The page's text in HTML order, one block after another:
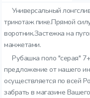
Универсальный
трикотаж пике.Прямой
воротник.Застежка на
манжетами.
Рубашка поло "серая"
предложение от нашего
осуществляется по всей
забрать в магазине